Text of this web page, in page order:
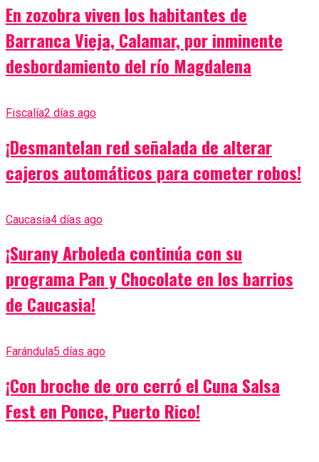
En zozobra viven los habitantes de
Barranca Vieja, Calamar, por inminente
desbordamiento del río Magdalena
Fiscalía2 días ago
¡Desmantelan red señalada de alterar
cajeros automáticos para cometer robos!
Caucasia4 días ago
¡Surany Arboleda continúa con su
programa Pan y Chocolate en los barrios
de Caucasia!
Farándula5 días ago
¡Con broche de oro cerró el Cuna Salsa
Fest en Ponce, Puerto Rico!